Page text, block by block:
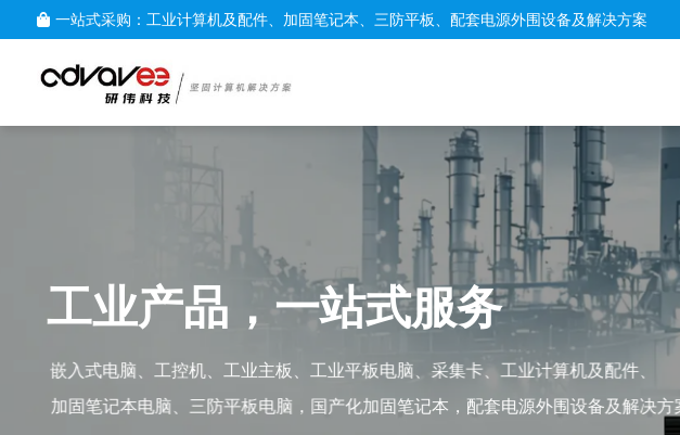
一站式采购：工业计算机及配件、加固笔记本、三防平板、配套电源外围设备及解决方案
工业产品，一站式服务
嵌入式电脑、工控机、工业主板、工业平板电脑、采集卡、工业计算机及配件、
加固笔记本电脑、三防平板电脑，国产化加固笔记本，配套电源外围设备及解决方案